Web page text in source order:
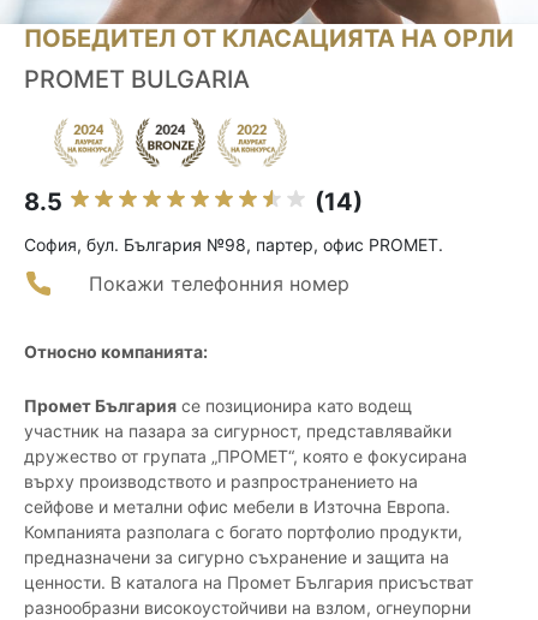
ПОБЕДИТЕЛ ОТ КЛАСАЦИЯТА НА ОРЛИ
PROMET BULGARIA
8.5 (14)
София, бул. България №98, партер, офис PROMET.
Покажи телефонния номер
Относно компанията:
Промет България се позиционира като водещ
участник на пазара за сигурност, представлявайки
дружество от групата „ПРОМЕТ“, която е фокусирана
върху производството и разпространението на
сейфове и метални офис мебели в Източна Европа.
Компанията разполага с богато портфолио продукти,
предназначени за сигурно съхранение и защита на
ценности. В каталога на Промет България присъстват
разнообразни високоустойчиви на взлом, огнеупорни